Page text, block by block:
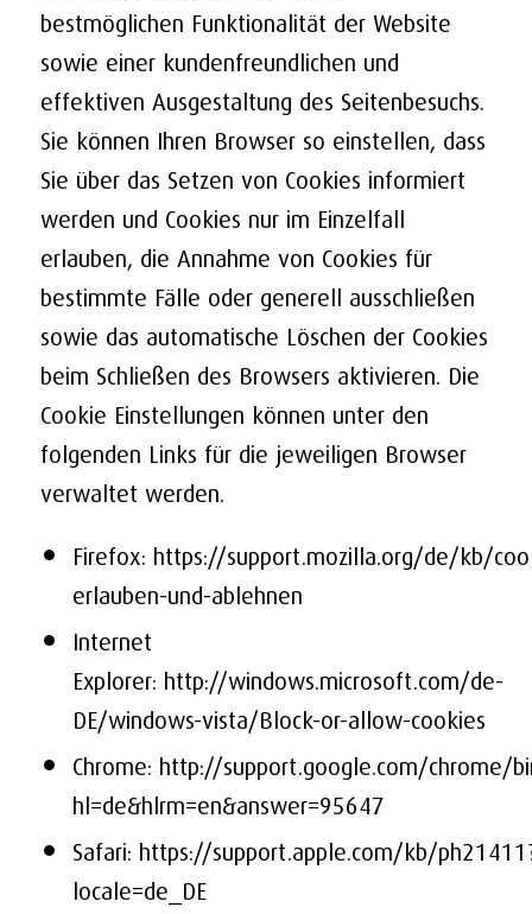
bestmöglichen Funktionalität der Website
sowie einer kundenfreundlichen und
effektiven Ausgestaltung des Seitenbesuchs.
Sie können Ihren Browser so einstellen, dass
Sie über das Setzen von Cookies informiert
werden und Cookies nur im Einzelfall
erlauben, die Annahme von Cookies für
bestimmte Fälle oder generell ausschließen
sowie das automatische Löschen der Cookies
beim Schließen des Browsers aktivieren. Die
Cookie Einstellungen können unter den
folgenden Links für die jeweiligen Browser
verwaltet werden.
Firefox: https://support.mozilla.org/de/kb/
erlauben-und-ablehnen
Internet
Explorer: http://windows.microsoft.com/de-
DE/windows-vista/Block-or-allow-cookies
Chrome: http://support.google.com/chrome/
hl=de&hlrm=en&answer=95647
Safari: https://support.apple.com/kb/
locale=de_DE